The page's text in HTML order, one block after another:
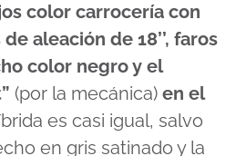
color carrocería con
aleación de 18’’, faros
color negro y el
(por la mecánica) en el
es casi igual, salvo
en gris satinado y la